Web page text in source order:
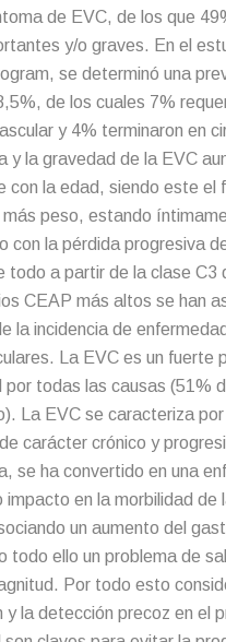
de EVC, de los que
y/o graves. En el
se determinó una
de los cuales 7%
y 4% terminaron en
y la gravedad de la EVC
con la edad, siendo este el
más peso, estando
con la pérdida progresiva
todo a partir de la clase C3
CEAP más altos se han
la incidencia de
La EVC es un fuerte
por todas las causas (51%
La EVC se caracteriza por
carácter crónico y
se ha convertido en una
impacto en la morbilidad de
un aumento del
todo ello un problema de
Por todo esto
y la detección precoz en el